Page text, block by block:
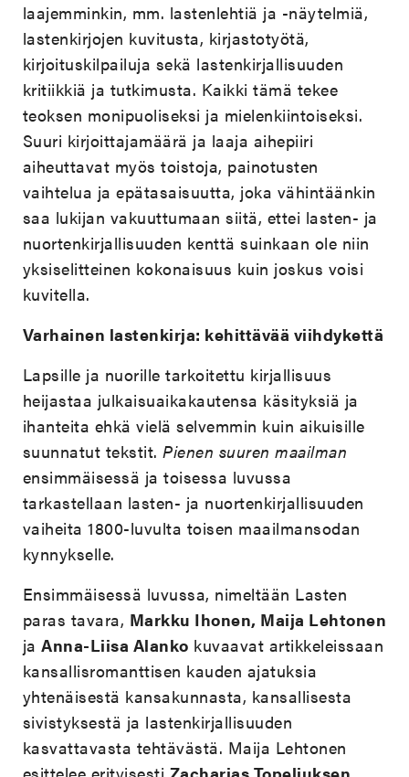
laajemminkin, mm. lastenlehtiä ja -näytelmiä,
lastenkirjojen kuvitusta, kirjastotyötä,
kirjoituskilpailuja sekä lastenkirjallisuuden
kritiikkiä ja tutkimusta. Kaikki tämä tekee
teoksen monipuoliseksi ja mielenkiintoiseksi.
Suuri kirjoittajamäärä ja laaja aihepiiri
aiheuttavat myös toistoja, painotusten
vaihtelua ja epätasaisuutta, joka vähintäänkin
saa lukijan vakuuttumaan siitä, ettei lasten- ja
nuortenkirjallisuuden kenttä suinkaan ole niin
yksiselitteinen kokonaisuus kuin joskus voisi
kuvitella.
Varhainen lastenkirja: kehittävää viihdykettä
Lapsille ja nuorille tarkoitettu kirjallisuus
heijastaa julkaisuaikakautensa käsityksiä ja
ihanteita ehkä vielä selvemmin kuin aikuisille
suunnatut tekstit.Pienen suuren maailman
ensimmäisessä ja toisessa luvussa
tarkastellaan lasten- ja nuortenkirjallisuuden
vaiheita 1800-luvulta toisen maailmansodan
kynnykselle.
Ensimmäisessä luvussa, nimeltään Lasten
paras tavara, Markku Ihonen, Maija Lehtonen
jaAnna-Liisa Alanko kuvaavat artikkeleissaan
kansallisromanttisen kauden ajatuksia
yhtenäisestä kansakunnasta, kansallisesta
sivistyksestä ja lastenkirjallisuuden
kasvattavasta tehtävästä. Maija Lehtonen